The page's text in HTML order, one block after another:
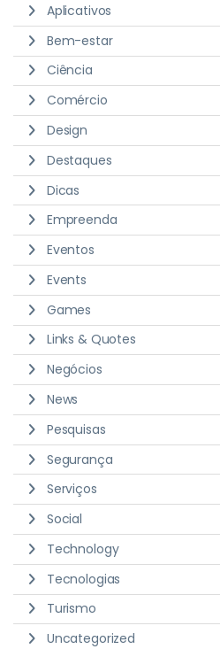
Aplicativos
Bem-estar
Ciência
Comércio
Design
Destaques
Dicas
Empreenda
Eventos
Events
Games
Links & Quotes
Negócios
News
Pesquisas
Segurança
Serviços
Social
Technology
Tecnologias
Turismo
Uncategorized